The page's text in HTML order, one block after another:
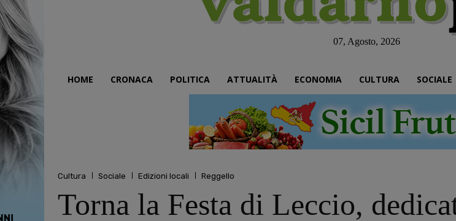
07, Agosto, 2026
HOME CRONACA POLITICA ATTUALITÀ ECONOMIA CULTURA SOCIALE
Cultura Sociale Edizioni locali Reggello
Torna la Festa di Leccio,